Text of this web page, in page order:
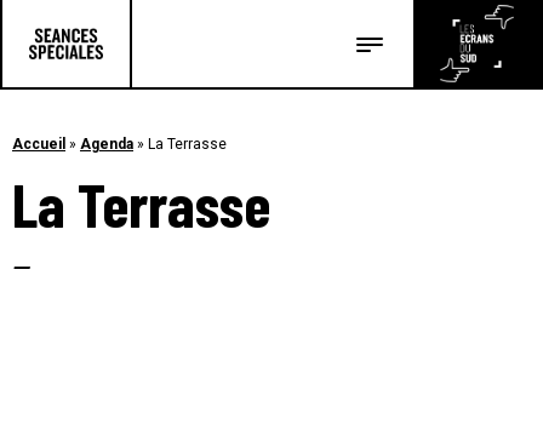
Les articles
Accueil » Agenda » La Terrasse
La Terrasse
–